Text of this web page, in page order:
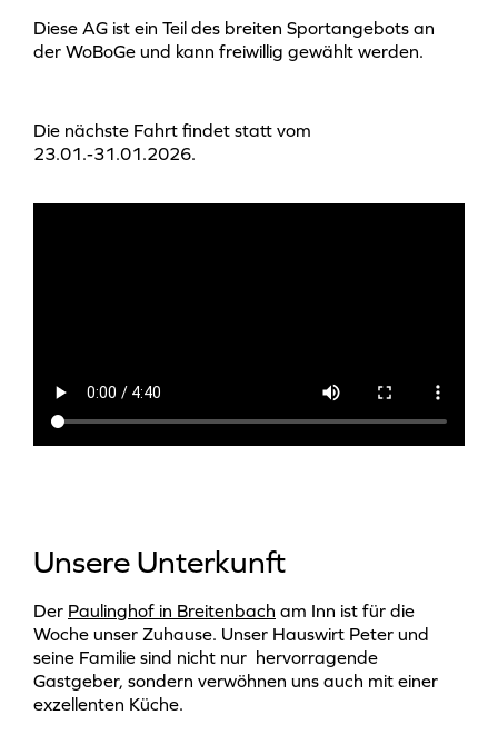
Diese AG ist ein Teil des breiten Sportangebots an
der WoBoGe und kann freiwillig gewählt werden.
Die nächste Fahrt findet statt vom
23.01.-31.01.2026.
Unsere Unterkunft
Der Paulinghof in Breitenbach am Inn ist für die
Woche unser Zuhause. Unser Hauswirt Peter und
seine Familie sind nicht nur hervorragende
Gastgeber, sondern verwöhnen uns auch mit einer
exzellenten Küche.